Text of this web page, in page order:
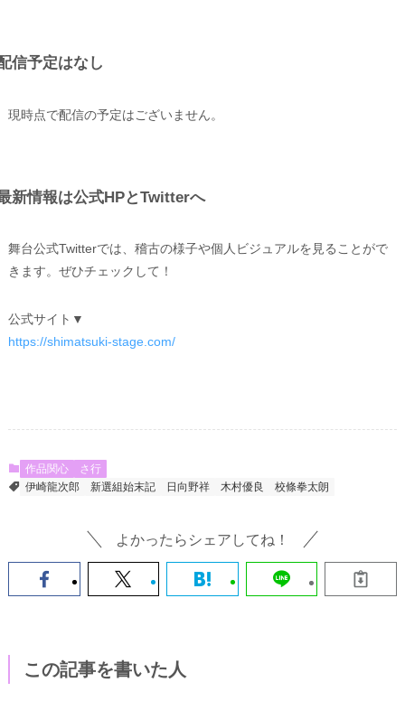
信予定はなし
現時点で配信の予定はございません。
新情報は公式HPとTwitterへ
舞台公式Twitterでは、稽古の様子や個人ビジュアルを見ることがで
きます。ぜひチェックして！
公式サイト▼
https://shimatsuki-stage.com/
作品関心
さ行
伊崎龍次郎
新選組始末記 日向野祥 木村優良 校條拳太朗
よかったらシェアしてね！
この記事を書いた人